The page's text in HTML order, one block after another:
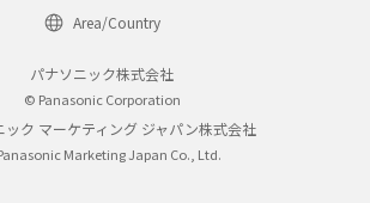
Area/Country
パナソニック株式会社
© Panasonic Corporation
ック マーケティング ジャパン株式会社
Marketing Japan Co., Ltd.